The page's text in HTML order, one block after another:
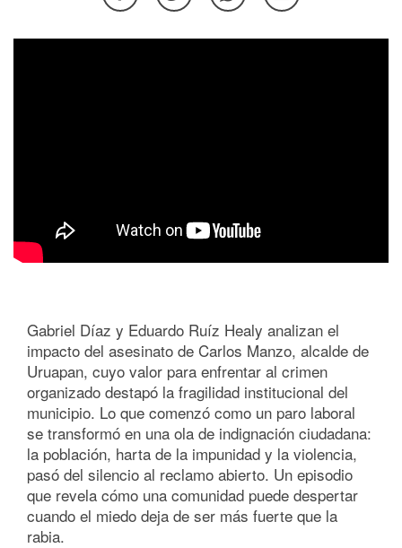
Gabriel Díaz y Eduardo Ruíz Healy analizan el
impacto del asesinato de Carlos Manzo, alcalde de
Uruapan, cuyo valor para enfrentar al crimen
organizado destapó la fragilidad institucional del
municipio. Lo que comenzó como un paro laboral
se transformó en una ola de indignación ciudadana:
la población, harta de la impunidad y la violencia,
pasó del silencio al reclamo abierto. Un episodio
que revela cómo una comunidad puede despertar
cuando el miedo deja de ser más fuerte que la
rabia.